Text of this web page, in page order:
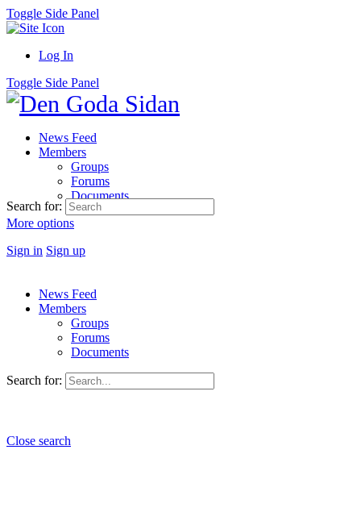
Toggle Side Panel
Log In
Toggle Side Panel
News Feed
Members
Groups
Forums
Documents
More options
Sign in Sign up
Search for:
News Feed
Members
Groups
Forums
Documents
Search for:
Close search